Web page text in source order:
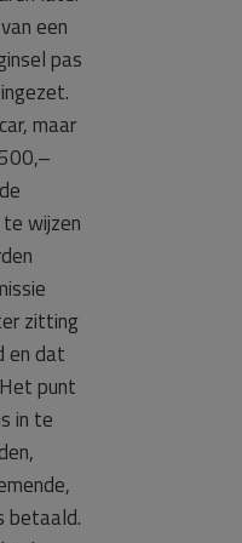
een
pas
maar
wijzen
zitting
en dat
punt
in te
betaald.